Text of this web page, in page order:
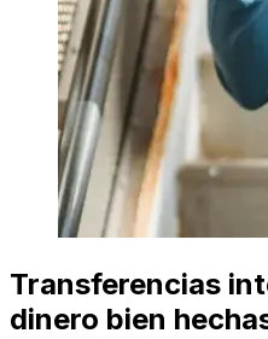
Transferencias
dinero bien